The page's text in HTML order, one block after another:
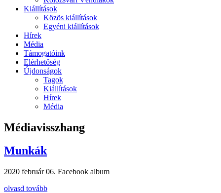
Kiállítások
Közös kiállítások
Egyéni kiállítások
Hírek
Média
Támogatóink
Elérhetőség
Újdonságok
Tagok
Kiállítások
Hírek
Média
Médiavisszhang
Munkák
2020 február 06. Facebook album
olvasd tovább